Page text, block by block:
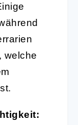
welche